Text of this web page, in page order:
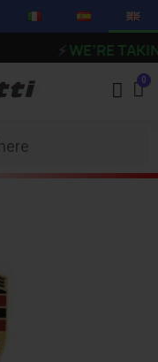
WE’RE